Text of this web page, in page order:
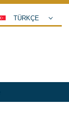
TÜRKÇE